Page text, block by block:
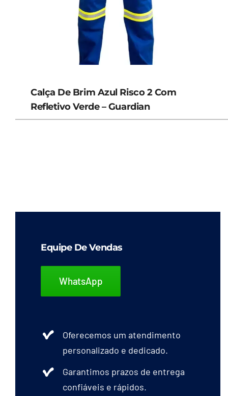
Calça De Brim Azul Risco 2 Com
Refletivo Verde – Guardian
Equipe De Vendas
WhatsApp
Oferecemos um atendimento
personalizado e dedicado.
Garantimos prazos de entrega
confiáveis e rápidos.